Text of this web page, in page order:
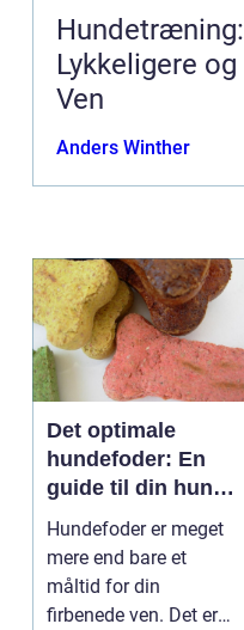
Lykkeligere
Ven
Anders Winther
Det optimale
hundefoder: En
guide til din hunds
ernæring
Hundefoder er meget
mere end bare et
måltid for din
firbenede ven. Det er